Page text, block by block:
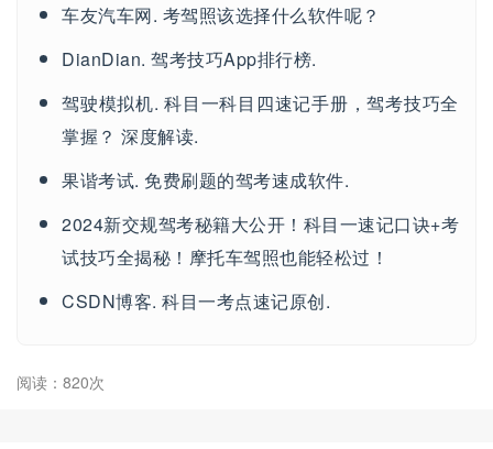
车友汽车网. 考驾照该选择什么软件呢？
DianDian. 驾考技巧App排行榜.
驾驶模拟机. 科目一科目四速记手册，驾考技巧全
掌握？ 深度解读.
果谐考试. 免费刷题的驾考速成软件.
2024新交规驾考秘籍大公开！科目一速记口诀+考
试技巧全揭秘！摩托车驾照也能轻松过！
CSDN博客. 科目一考点速记原创.
阅读：820次